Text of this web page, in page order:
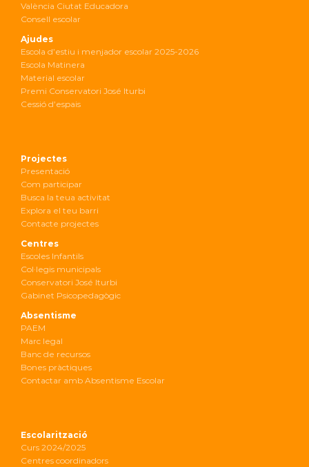
València Ciutat Educadora
Consell escolar
Ajudes
Escola d’estiu i menjador escolar 2025-2026
Escola Matinera
Material escolar
Premi Conservatori José Iturbi
Cessió d’espais
Projectes
Presentació
Com participar
Busca la teua activitat
Explora el teu barri
Contacte projectes
Centres
Escoles Infantils
Col·legis municipals
Conservatori José Iturbi
Gabinet Psicopedagògic
Absentisme
PAEM
Marc legal
Banc de recursos
Bones pràctiques
Contactar amb Absentisme Escolar
Escolarització
Curs 2024/2025
Centres coordinadors